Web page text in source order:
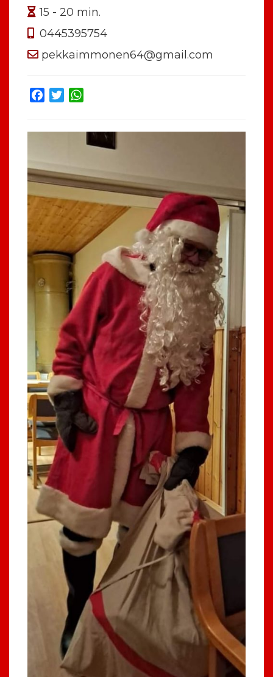
15 - 20 min.
0445395754
pekkaimmonen64@gmail.com
Facebook
Twitter